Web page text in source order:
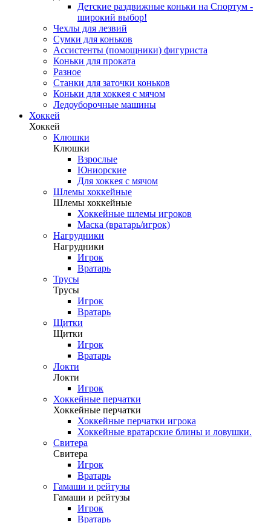
Детские раздвижные коньки на Спортум -
широкий выбор!
Чехлы для лезвий
Сумки для коньков
Ассистенты (помощники) фигуриста
Коньки для проката
Разное
Станки для заточки коньков
Коньки для хоккея с мячом
Ледоуборочные машины
Хоккей
Хоккей
Клюшки
Клюшки
Взрослые
Юниорские
Для хоккея с мячом
Шлемы хоккейные
Шлемы хоккейные
Хоккейные шлемы игроков
Маска (вратарь/игрок)
Нагрудники
Нагрудники
Игрок
Вратарь
Трусы
Трусы
Игрок
Вратарь
Щитки
Щитки
Игрок
Вратарь
Локти
Локти
Игрок
Хоккейные перчатки
Хоккейные перчатки
Хоккейные перчатки игрока
Хоккейные вратарские блины и ловушки.
Свитера
Свитера
Игрок
Вратарь
Гамаши и рейтузы
Гамаши и рейтузы
Игрок
Вратарь